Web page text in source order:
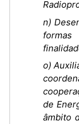
n)
o)
de
âmbito